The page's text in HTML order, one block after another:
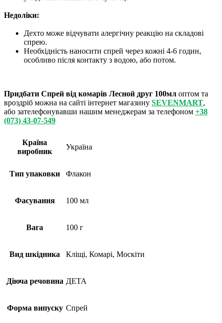
Недоліки:
Дехто може відчувати алергічну реакцію на складові
спрею.
Необхідність наносити спрей через кожні 4-6 годин,
особливо після контакту з водою, або потом.
Придбати Спрей від комарів Лесной друг 100мл оптом та
вроздріб можна на сайті інтернет магазину SEVENMART,
або зателефонувавши нашим менеджерам за телефоном +38
(073) 43-07-549
Країна
виробник
Україна
Тип упаковки Флакон
Фасування 100 мл
Вага 100 г
Вид шкідника Кліщі, Комарі, Москіти
Діюча речовина ДЕТА
Форма випуску Спрей